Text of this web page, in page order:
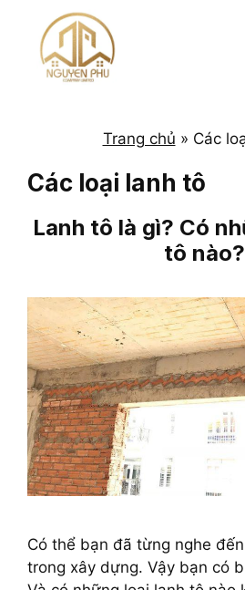
Trang chủ » Các
Các loại lanh tô
Lanh tô là gì? Có
tô nào?
Có thể bạn đã từng nghe
trong xây dựng. Vậy bạn có